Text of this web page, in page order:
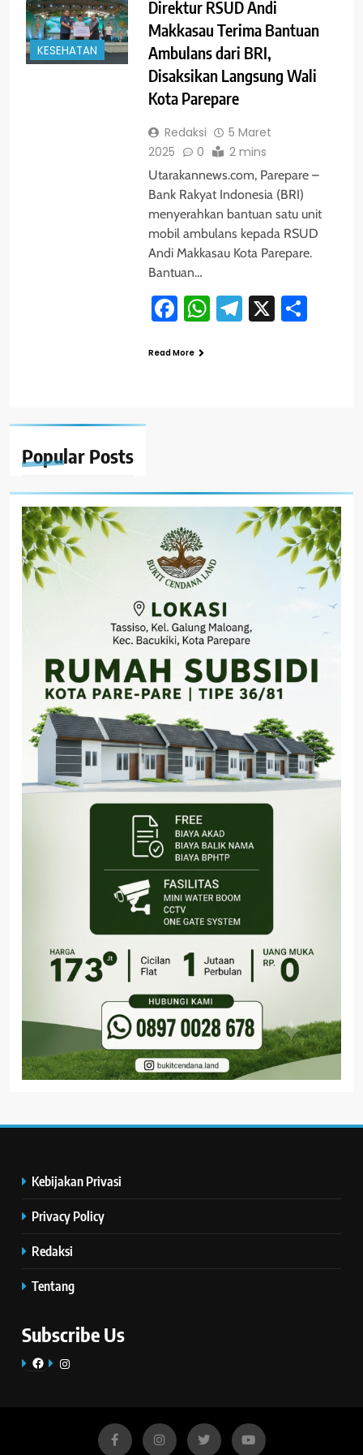
Popular Posts
KESEHATAN
Direktur RSUD Andi
Makkasau Terima Bantuan
Ambulans dari BRI,
Disaksikan Langsung Wali
Kota Parepare
Redaksi
5 Maret
2025
0 2 mins
Utarakannews.com, Parepare –
Bank Rakyat Indonesia (BRI)
menyerahkan bantuan satu unit
mobil ambulans kepada RSUD
Andi Makkasau Kota Parepare.
Bantuan…
Facebook
WhatsApp
Telegram
X
Read More
Kebijakan Privasi
Privacy Policy
Redaksi
Tentang
Subscribe Us
FacebookInstagram